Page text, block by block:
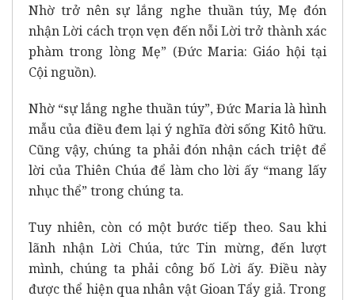
Nhờ trở nên sự lắng nghe thuần túy, Mẹ đón
nhận Lời cách trọn vẹn đến nỗi Lời trở thành xác
phàm trong lòng Mẹ” (Đức Maria: Giáo hội tại
Cội nguồn).
Nhờ “sự lắng nghe thuần túy”, Đức Maria là hình
mẫu của điều đem lại ý nghĩa đời sống Kitô hữu.
Cũng vậy, chúng ta phải đón nhận cách triệt để
lời của Thiên Chúa để làm cho lời ấy “mang lấy
nhục thể” trong chúng ta.
Tuy nhiên, còn có một bước tiếp theo. Sau khi
lãnh nhận Lời Chúa, tức Tin mừng, đến lượt
mình, chúng ta phải công bố Lời ấy. Điều này
được thể hiện qua nhân vật Gioan Tẩy giả. Trong